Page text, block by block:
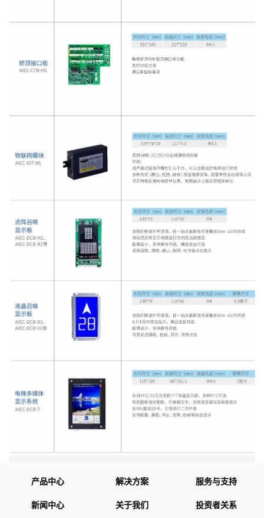
产品中心 解决方案 服务与支持
新闻中心 关于我们 投资者关系